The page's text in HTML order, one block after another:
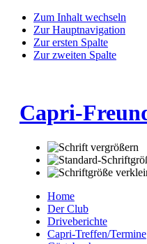
Zum Inhalt wechseln
Zur Hauptnavigation
Zur ersten Spalte
Zur zweiten Spalte
Capri-
Home
Der Club
Driveberichte
Capri-Treffen/Termine